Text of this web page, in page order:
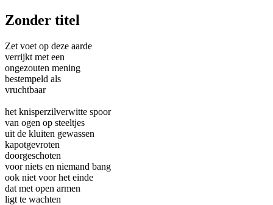
Zonder titel
Zet voet op deze aarde
verrijkt met een
ongezouten mening
bestempeld als
vruchtbaar
het knisperzilverwitte spoor
van ogen op steeltjes
uit de kluiten gewassen
kapotgevroten
doorgeschoten
voor niets en niemand bang
ook niet voor het einde
dat met open armen
ligt te wachten